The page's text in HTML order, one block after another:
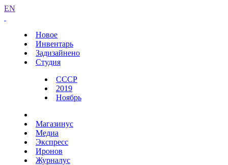
EN
Новое
Инвентарь
Задизайнено
Студия
СССР
2019
Ноябрь
Магазинус
Медиа
Экспресс
Иронов
Журналус